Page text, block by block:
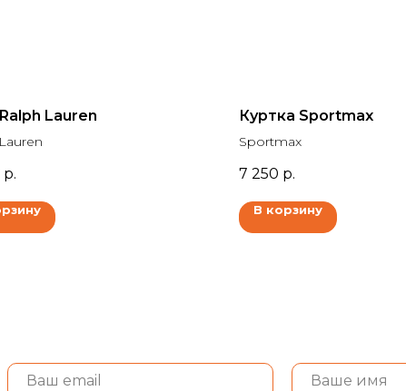
Lauren
р.
Куртка Sportmax
Sportmax
7 250 р.
В корзину